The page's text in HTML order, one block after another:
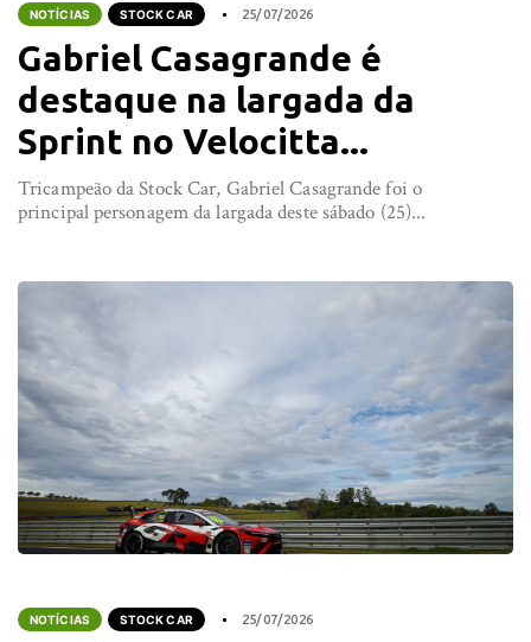
NOTÍCIAS STOCK CAR 25/07/2026
Gabriel Casagrande é
destaque na largada da
Sprint no Velocitta...
Tricampeão da Stock Car, Gabriel Casagrande foi o
principal personagem da largada deste sábado (25)...
NOTÍCIAS STOCK CAR 25/07/2026